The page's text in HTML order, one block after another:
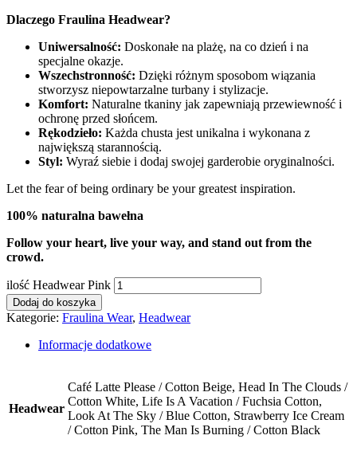
Dlaczego Fraulina Headwear?
Uniwersalność: Doskonałe na plażę, na co dzień i na
specjalne okazje.
Wszechstronność: Dzięki różnym sposobom wiązania
stworzysz niepowtarzalne turbany i stylizacje.
Komfort: Naturalne tkaniny jak zapewniają przewiewność i
ochronę przed słońcem.
Rękodzieło: Każda chusta jest unikalna i wykonana z
największą starannością.
Styl: Wyraź siebie i dodaj swojej garderobie oryginalności.
Let the fear of being ordinary be your greatest inspiration.
100% naturalna bawełna
Follow your heart, live your way, and stand out from the
crowd.
ilość Headwear Pink
Dodaj do koszyka
Kategorie: Fraulina Wear, Headwear
Informacje dodatkowe
Headwear
Café Latte Please / Cotton Beige, Head In The Clouds /
Cotton White, Life Is A Vacation / Fuchsia Cotton,
Look At The Sky / Blue Cotton, Strawberry Ice Cream
/ Cotton Pink, The Man Is Burning / Cotton Black